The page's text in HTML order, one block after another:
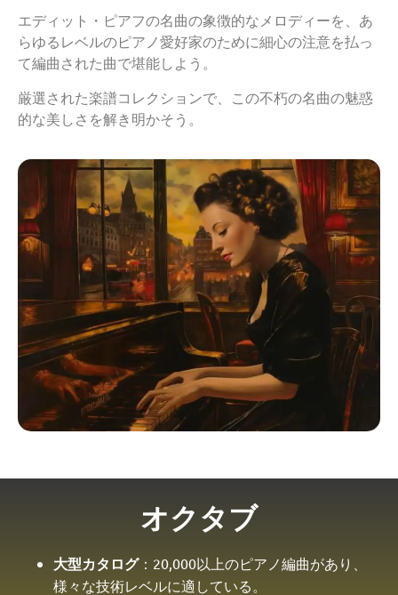
エディット・ピアフの名曲の象徴的なメロディーを、あ
らゆるレベルのピアノ愛好家のために細心の注意を払っ
て編曲された曲で堪能しよう。
厳選された楽譜コレクションで、この不朽の名曲の魅惑
的な美しさを解き明かそう。
オクタブ
大型カタログ：20,000以上のピアノ編曲があり、
様々な技術レベルに適している。